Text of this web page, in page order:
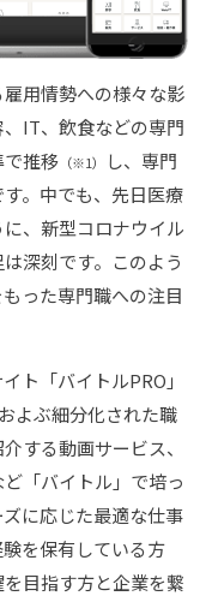
用情勢への様々な影
IT、飲食などの専門
推移 （※1）
し、専門
。中でも、先日医療
、新型コロナウイル
深刻です。このよう
った専門職への注目
ト「バイトルPRO」
よぶ細分化された職
する動画サービス、
「バイトル」で培っ
に応じた最適な仕事
を保有している方
目指す方と企業を繋